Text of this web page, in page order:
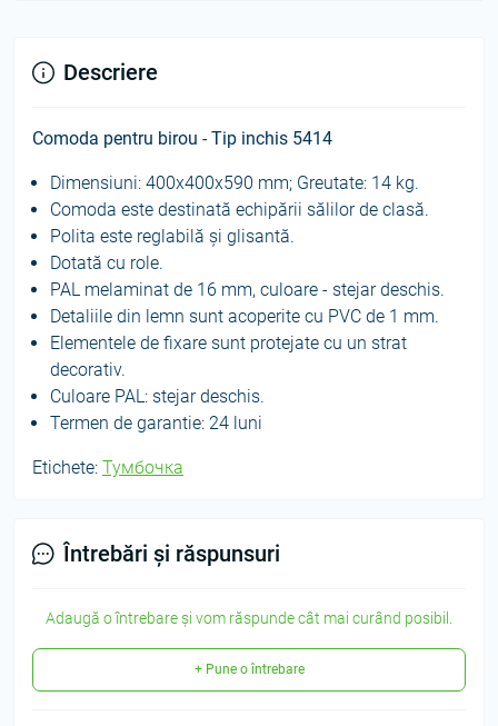
Descriere
Comoda pentru birou - Tip inchis 5414
Dimensiuni: 400x400x590 mm; Greutate: 14 kg.
Comoda este destinată echipării sălilor de clasă.
Polita este reglabilă și glisantă.
Dotată cu role.
PAL melaminat de 16 mm, culoare - stejar deschis.
Detaliile din lemn sunt acoperite cu PVC de 1 mm.
Elementele de fixare sunt protejate cu un strat
decorativ.
Culoare PAL: stejar deschis.
Termen de garantie: 24 luni
Etichete: Тумбочка
Întrebări și răspunsuri
Adaugă o întrebare și vom răspunde cât mai curând posibil.
+ Pune o întrebare